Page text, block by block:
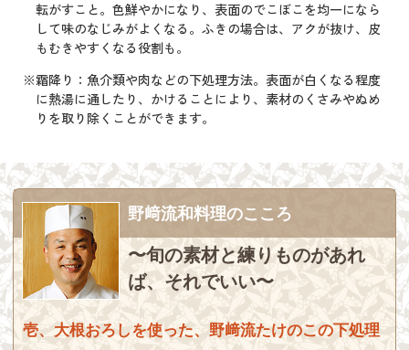
転がすこと。色鮮やかになり、表面のでこぼこを均一になら
して味のなじみがよくなる。ふきの場合は、アクが抜け、皮
もむきやすくなる役割も。
※霜降り：魚介類や肉などの下処理方法。表面が白くなる程度
に熱湯に通したり、かけることにより、素材のくさみやぬめ
りを取り除くことができます。
野﨑流和料理のこころ
〜旬の素材と練りものがあれ
ば、それでいい〜
壱、大根おろしを使った、野﨑流たけのこの下処理